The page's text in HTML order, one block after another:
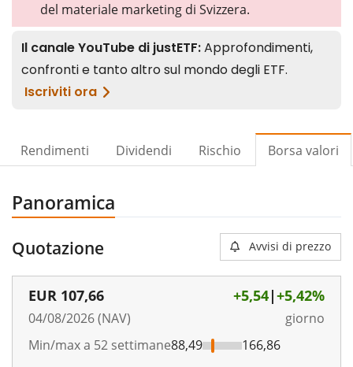
del materiale marketing di Svizzera.
Rendimenti Dividendi Rischio Borsa valori
Panoramica
Quotazione Avvisi di prezzo
EUR 107,66
04/08/2026 (NAV)
+5,54|+5,42%
giorno
Min/max a 52 settimane88,49
166,86